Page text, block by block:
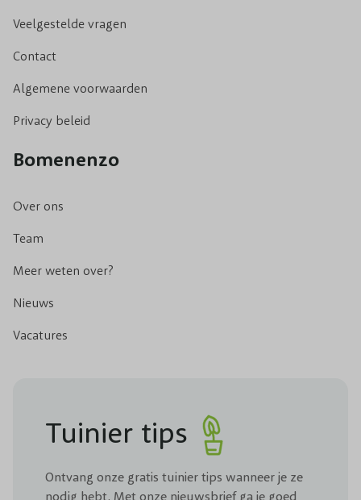
Veelgestelde vragen
Contact
Algemene voorwaarden
Privacy beleid
Bomenenzo
Over ons
Team
Meer weten over?
Nieuws
Vacatures
Tuinier tips
Ontvang onze gratis tuinier tips wanneer je ze
nodig hebt. Met onze nieuwsbrief ga je goed